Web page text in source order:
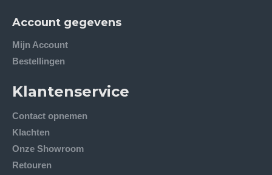
Account gegevens
Mijn Account
Bestellingen
Klantenservice
Contact opnemen
Klachten
Onze Showroom
Retouren